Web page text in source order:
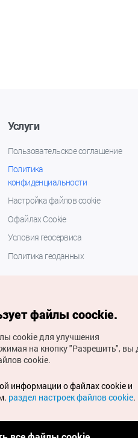
Услуги
Пользовательское соглашение
Политика
конфиденциальности
Настройка файлов cookie
О файлах Cookie
Условия геосервиса
Политика геоданных
туризма Кореи Все
проблемах, связанных с
ваши запросы на
почты
файлы coockie.
cookie для улучшения
на кнопку "Разрешить", вы
cookie.
информации о файлах cookie и
раздел настроек файлов cookie.